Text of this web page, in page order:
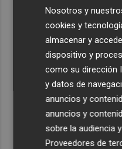
El incendio del Cerro
Infomur en situación 1
Recibe
Plaza
Nosotros y
cookies y
almacenar y
dispositivo y
como su dirección
y datos de
anuncios y
anuncios y
sobre la audiencia
Proveedores de